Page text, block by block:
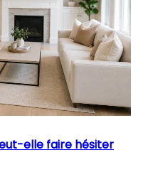
elle faire hésiter